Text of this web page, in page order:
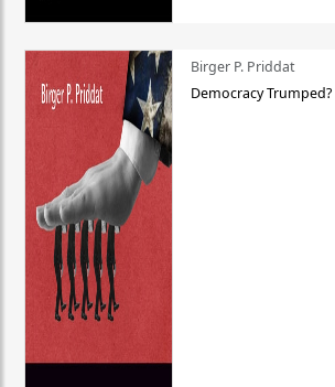
Birger P. Priddat
Democracy Trumped?